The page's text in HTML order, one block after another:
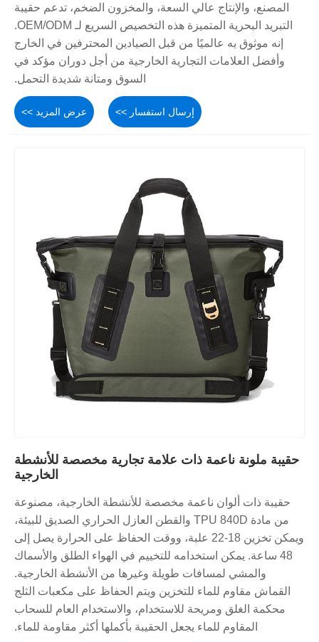
المصنع، والإنتاج عالي السعة، والمخزون الضخم، تدعم حقيبة
التبريد البحرية المتميزة هذه التخصيص السريع لـ OEM/ODM.
إنه موثوق به عالميًا من قبل الصيادين المحترفين في الخارج
وأفضل العلامات التجارية الخارجية من أجل دوران مؤكد في
السوق ومتانة شديدة التحمل.
عرض المزيد >> إرسال استفسار >>
حقيبة ملونة ناعمة ذات علامة تجارية مخصصة للأنشطة
الخارجية
حقيبة ذات ألوان ناعمة مخصصة للأنشطة الخارجية، مصنوعة
من مادة TPU 840D والقطن العازل الحراري الصديق للبيئة،
ويمكن تخزين 18-22 علبة، ووقت الحفاظ على الحرارة يصل إلى
48 ساعة. يمكن استخدامه للتخييم في الهواء الطلق والأسماك
والمشي لمسافات طويلة وغيرها من الأنشطة الخارجية.
القماش مقاوم للماء للتخزين ويتم الحفاظ على مكعبات الثلج
محكمة الغلق ومريحة للاستخدام، والاستخدام العام للسحاب
المقاوم للماء يجعل الحقيبة بأكملها أكثر مقاومة للماء.